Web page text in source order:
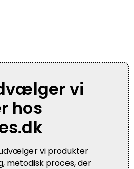
vi
hos
vi produkter
metodisk proces, der